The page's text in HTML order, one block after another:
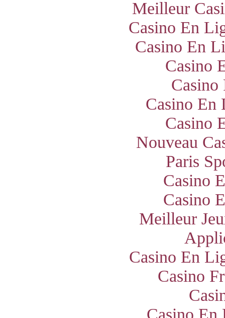
Meilleur
Casino En
Casino En
Casino
Casino
Casino En
Casino
Nouveau
Paris
Casino
Casino
Meilleur
Casino En
Casino